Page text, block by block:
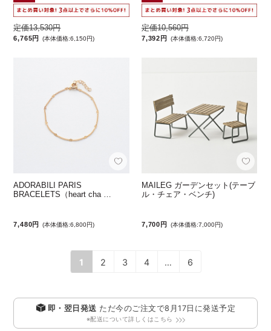
定価13,530円
6,765円 (本体価格:6,150円)
定価10,560円
7,392円 (本体価格:6,720円)
ADORABILI PARIS
BRACELETS（heart cha …
7,480円 (本体価格:6,800円)
MAILEG ガーデンセット(テーブ
ル・チェア・ベンチ)
7,700円 (本体価格:7,000円)
1 2 3 4 … 6
即・翌日発送 ただ今のご注文で8月17日 に発送予定
※配送について詳しくはこちら